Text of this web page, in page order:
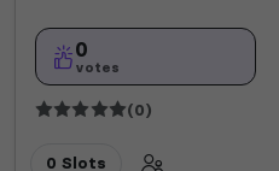
0
votes
(0)
0 Slots